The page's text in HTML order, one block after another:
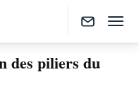
des piliers du